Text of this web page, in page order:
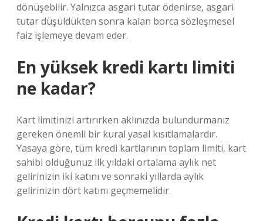
dönüşebilir. Yalnızca asgari tutar ödenirse, asgari
tutar düşüldükten sonra kalan borca ​​sözleşmesel
faiz işlemeye devam eder.
En yüksek kredi kartı limiti
ne kadar?
Kart limitinizi artırırken aklınızda bulundurmanız
gereken önemli bir kural yasal kısıtlamalardır.
Yasaya göre, tüm kredi kartlarının toplam limiti, kart
sahibi olduğunuz ilk yıldaki ortalama aylık net
gelirinizin iki katını ve sonraki yıllarda aylık
gelirinizin dört katını geçmemelidir.